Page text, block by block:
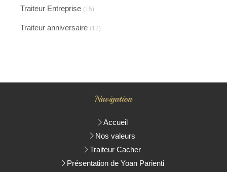
Traiteur Entreprise (15)
Traiteur anniversaire (12)
Navigation
Accueil
Nos valeurs
Traiteur Cacher
Présentation de Yoan Parienti